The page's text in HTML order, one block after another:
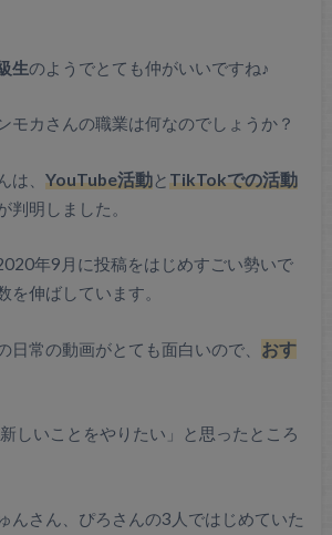
生のようでとても仲がいいですね♪
モカさんの職業は何なのでしょうか？
は、 YouTube活動とTikTokでの活動
判明しました。
年9月に投稿をはじめすごい勢いで
を伸ばしています。
日常の動画がとても面白いので、 おす
しいことをやりたい」と思ったところ
んさん、ぴろさんの3人ではじめていた